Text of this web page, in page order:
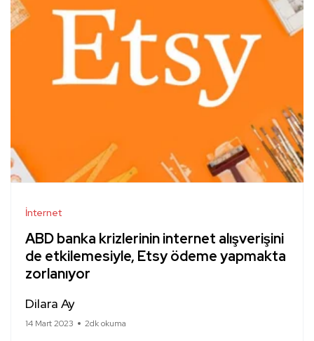
İnternet
ABD banka krizlerinin internet alışverişini
de etkilemesiyle, Etsy ödeme yapmakta
zorlanıyor
Dilara Ay
14 Mart 2023 2dk okuma